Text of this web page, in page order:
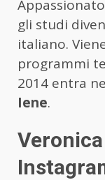
gli studi
italiano.
programmi
2014 entra
Iene.